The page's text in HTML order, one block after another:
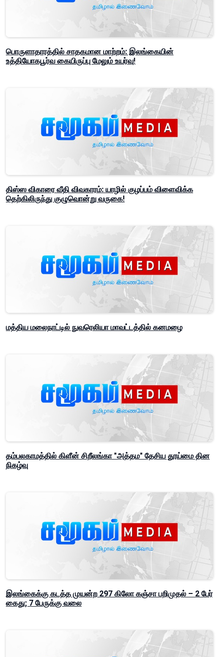
பொருளாதாரத்தில் சாதகமான மாற்றம்: இலங்கையின்
உத்தியோகபூர்வ கையிருப்பு மேலும் உயர்வு!
திஸ்ஸ விகாரை வீதி விவகாரம்: யாழில் குழப்பம் விளைவிக்க
தெற்கிலிருந்து குழுவொன்று வருகை!
மத்திய மலைநாட்டில் நுவரெலியா மாவட்டத்தில் கனமழை
தம்பலகாமத்தில் கிளீன் சிறீலங்கா "அத்தம" தேசிய தூய்மை தின
நிகழ்வு
இலங்கைக்கு கடத்த முயன்ற 297 கிலோ கஞ்சா பறிமுதல் – 2 பேர்
கைது; 7 பேருக்கு வலை